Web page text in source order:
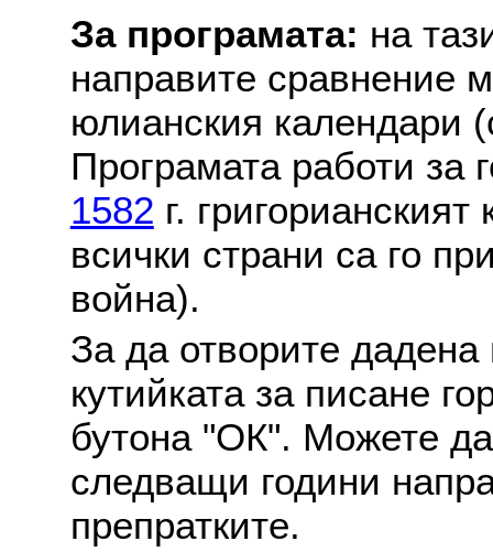
За програмата: на
направите сравнение
юлианския календари
Програмата работи за
1582 г.
всички страни са го
война).
За да отворите
кутийката за писане
бутона "ОК". Можете
следващи години
препратките.